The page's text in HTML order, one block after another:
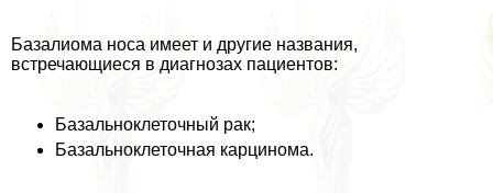
Базалиома носа имеет и другие названия,
встречающиеся в диагнозах пациентов:
Базальноклеточный paк;
Базальноклеточная карцинома.